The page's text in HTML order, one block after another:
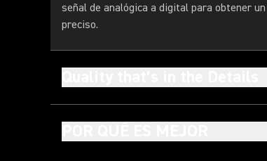
señal de analógica a digital para obtener
preciso.